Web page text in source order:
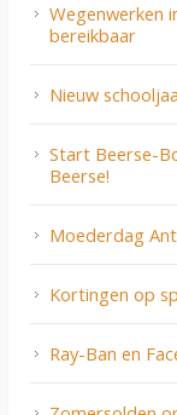
Wegenwerken
bereikbaar
Nieuw
Start Beerse-
Beerse!
Moederdag
Kortingen op
Ray-Ban en